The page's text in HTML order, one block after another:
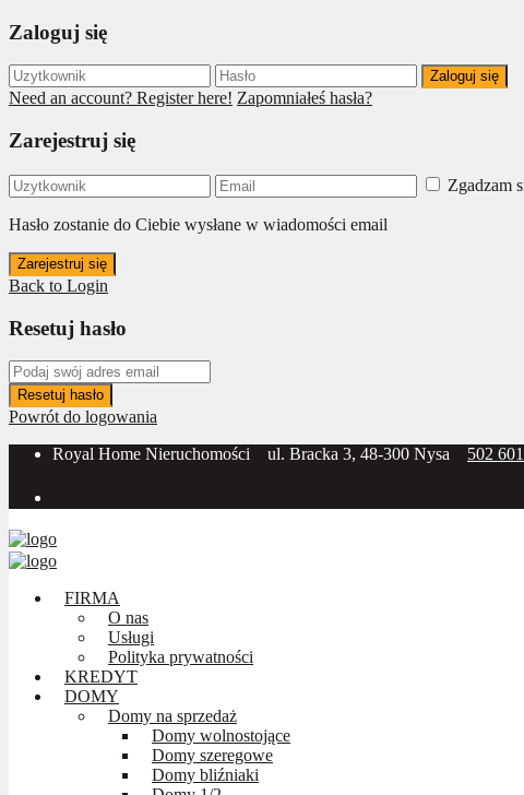
Zaloguj się
Zaloguj się
Need an account? Register here! Zapomniałeś hasła?
Zarejestruj się
Zgadzam
Hasło zostanie do Ciebie wysłane w wiadomości email
Zarejestruj się
Back to Login
Resetuj hasło
Resetuj hasło
Powrót do logowania
Royal Home Nieruchomości
ul. Bracka 3, 48-300 Nysa 502
FIRMA
O nas
Usługi
Polityka prywatności
KREDYT
DOMY
Domy na sprzedaż
Domy wolnostojące
Domy szeregowe
Domy bliźniaki